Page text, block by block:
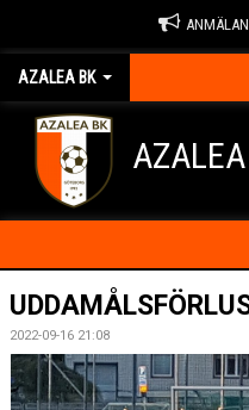
AZALEA BK
HEM
KONTAKTA OSS
OM FÖRENINGEN
2022-09-16 21:08